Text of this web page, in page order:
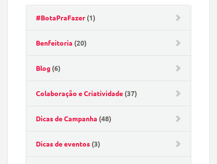
#BotaPraFazer (1)
Benfeitoria (20)
Blog (6)
Colaboração e Criatividade (37)
Dicas de Campanha (48)
Dicas de eventos (3)